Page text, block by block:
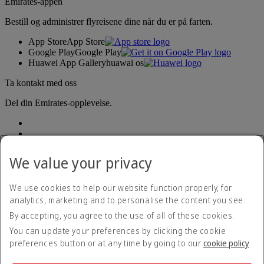
Bestill og administrer flyreisene dine når du er på farten.
App StoreApp Store
Google PlayGoogle Play
Huawei App Galleryhuawai os
Ta kontakt med oss
Del din Emirates-opplevelse.
Tilgjengelighetserklæring
Kontakt oss
Personvernregler
Vilkår og betingelser
Retningslinjer for informasjonskapsler
We value your privacy
We use cookies to help our website function properly, for
analytics, marketing and to personalise the content you see.
By accepting, you agree to the use of all of these cookies.
You can update your preferences by clicking the cookie
preferences button or at any time by going to our cookie policy.